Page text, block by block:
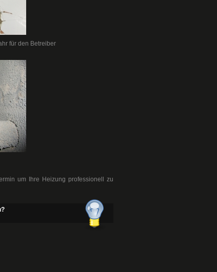
für den Betreiber
um Ihre Heizung professionell zu